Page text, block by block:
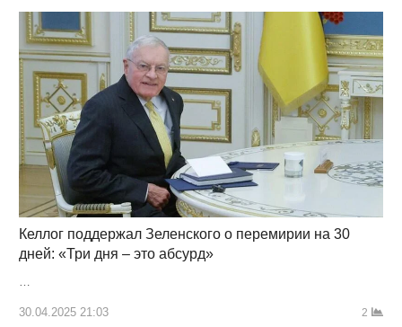
Келлог поддержал Зеленского о перемирии на 30
дней: «Три дня – это абсурд»
30.04.2025 21:03 2